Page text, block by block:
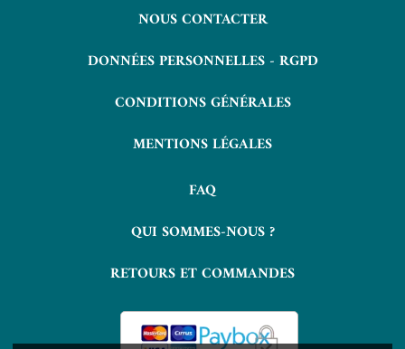
NOUS CONTACTER
DONNÉES PERSONNELLES - RGPD
CONDITIONS GÉNÉRALES
MENTIONS LÉGALES
FAQ
QUI SOMMES-NOUS ?
RETOURS ET COMMANDES